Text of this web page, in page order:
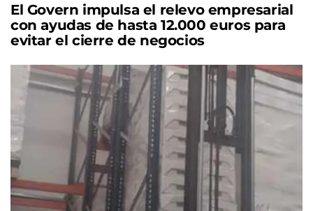
El Govern impulsa el relevo empresarial
con ayudas de hasta 12.000 euros para
evitar el cierre de negocios